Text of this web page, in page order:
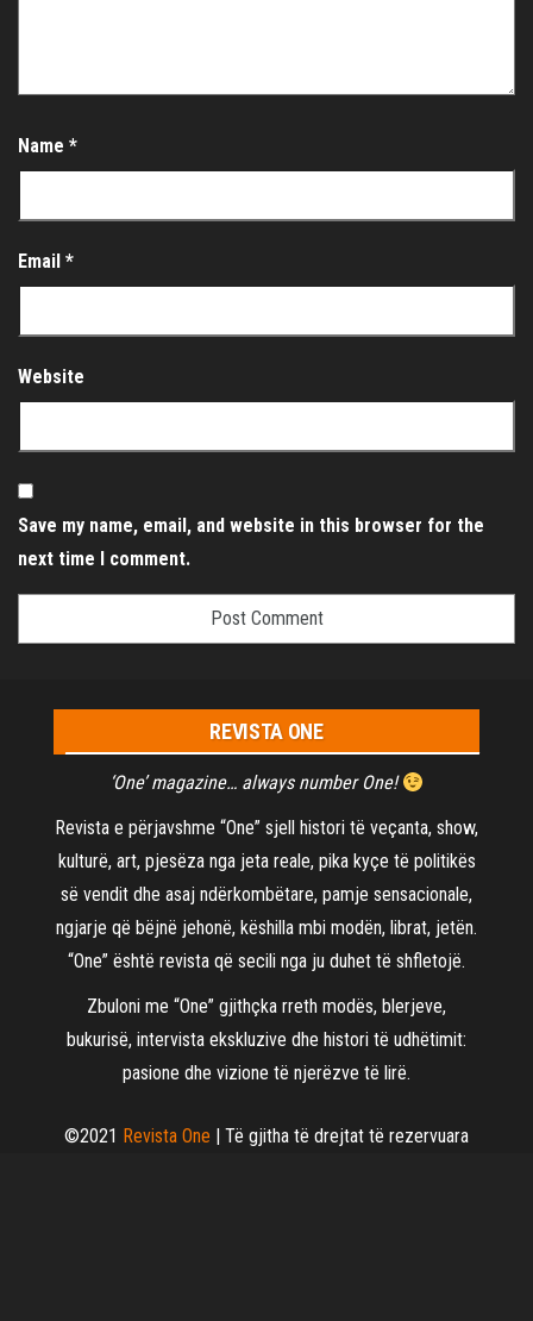
Name *
Email *
Website
Save my name, email, and website in this browser for the
next time I comment.
REVISTA ONE
‘One’ magazine… always number One!
Revista e përjavshme “One” sjell histori të veçanta, show,
kulturë, art, pjesëza nga jeta reale, pika kyçe të politikës
së vendit dhe asaj ndërkombëtare, pamje sensacionale,
ngjarje që bëjnë jehonë, këshilla mbi modën, librat, jetën.
“One” është revista që secili nga ju duhet të shfletojë.
Zbuloni me “One” gjithçka rreth modës, blerjeve,
bukurisë, intervista ekskluzive dhe histori të udhëtimit:
pasione dhe vizione të njerëzve të lirë.
©2021 Revista One | Të gjitha të drejtat të rezervuara